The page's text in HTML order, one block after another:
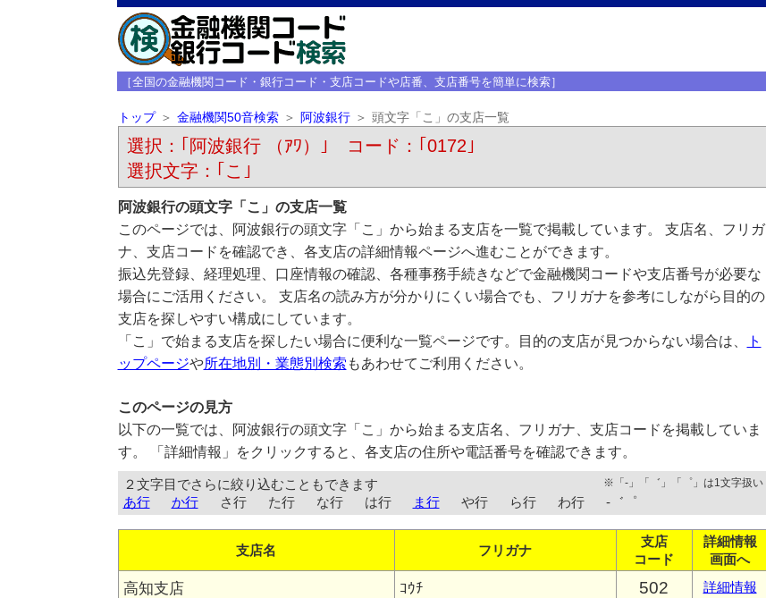
［全国の金融機関コード・銀行コード・支店コードや店番、支店番号を簡単に検索］
トップ 金融機関50音検索 阿波銀行 頭文字「こ」の支店一覧
選択：｢阿波銀行 （ｱﾜ）｣ コード：｢0172｣
選択文字：｢こ｣
阿波銀行の頭文字「こ」の支店一覧
このページでは、阿波銀行の頭文字「こ」から始まる支店を一覧で掲載しています。 支店名、フリガ
ナ、支店コードを確認でき、各支店の詳細情報ページへ進むことができます。
振込先登録、経理処理、口座情報の確認、各種事務手続きなどで金融機関コードや支店番号が必要な
場合にご活用ください。 支店名の読み方が分かりにくい場合でも、フリガナを参考にしながら目的の
支店を探しやすい構成にしています。
「こ」で始まる支店を探したい場合に便利な一覧ページです。目的の支店が見つからない場合は、
ト
ップページや所在地別・業態別検索 もあわせてご利用ください。
このページの見方
以下の一覧では、阿波銀行の頭文字「こ」から始まる支店名、フリガナ、支店コードを掲載していま
す。 「詳細情報」をクリックすると、各支店の住所や電話番号を確認できます。
２文字目でさらに絞り込むこともできます ※「-」「゛」「゜」は1文字扱い
あ行 か行 さ行 た行 な行 は行 ま行 や行 ら行 わ行 -゛゜
支店名 フリガナ
支店
コード
詳細情報
画面へ
高知支店 ｺｳﾁ 502 詳細情報